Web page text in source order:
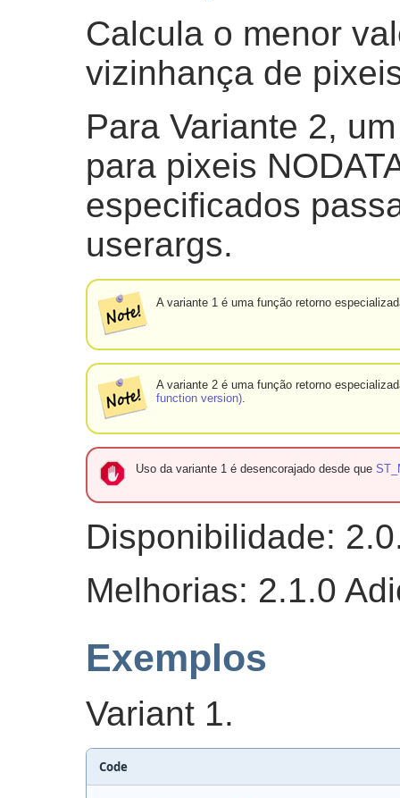
Calcula o menor
vizinhança de
Para Variante 2,
para pixeis
especificados
userargs.
A variante 1 é uma função retorno
A variante 2 é uma função retorno
function version).
Uso da variante 1 é desencorajado desde que
Disponibilidade:
Melhorias: 2.1.0
Exemplos
Variant 1.
Code